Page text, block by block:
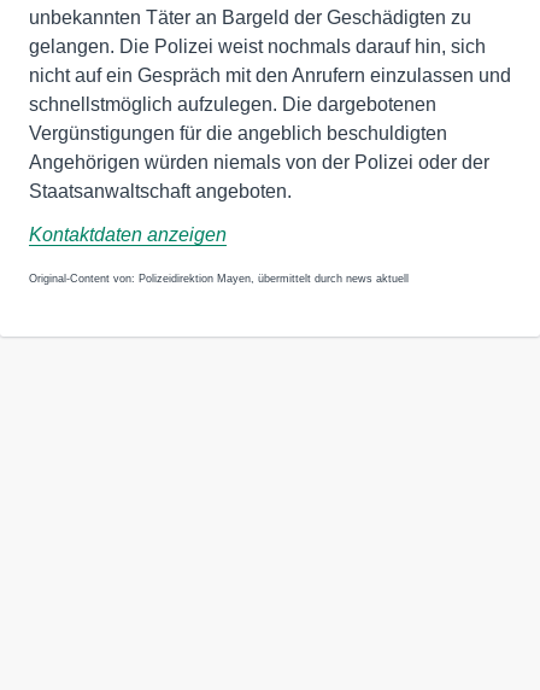
unbekannten Täter an Bargeld der Geschädigten zu
gelangen. Die Polizei weist nochmals darauf hin, sich
nicht auf ein Gespräch mit den Anrufern einzulassen und
schnellstmöglich aufzulegen. Die dargebotenen
Vergünstigungen für die angeblich beschuldigten
Angehörigen würden niemals von der Polizei oder der
Staatsanwaltschaft angeboten.
Kontaktdaten anzeigen
Original-Content von: Polizeidirektion Mayen, übermittelt durch news aktuell